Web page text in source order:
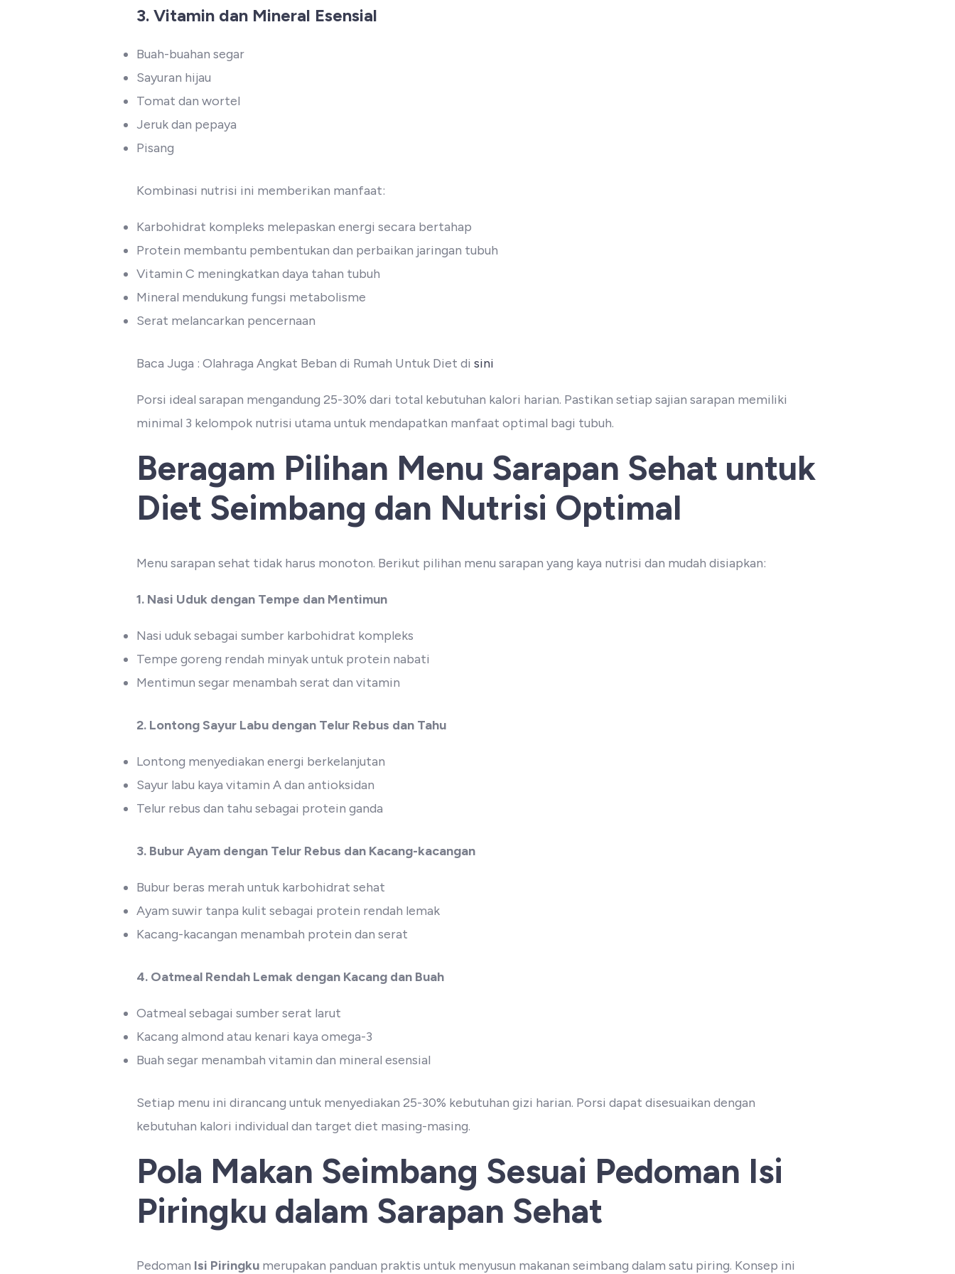
3. Vitamin dan Mineral Esensial
Buah-buahan segar
Sayuran hijau
Tomat dan wortel
Jeruk dan pepaya
Pisang
Kombinasi nutrisi ini memberikan manfaat:
Karbohidrat kompleks melepaskan energi secara bertahap
Protein membantu pembentukan dan perbaikan jaringan tubuh
Vitamin C meningkatkan daya tahan tubuh
Mineral mendukung fungsi metabolisme
Serat melancarkan pencernaan
Baca Juga : Olahraga Angkat Beban di Rumah Untuk Diet disini
Porsi ideal sarapan mengandung 25-30% dari total kebutuhan kalori harian. Pastikan setiap sajian sarapan memiliki
minimal 3 kelompok nutrisi utama untuk mendapatkan manfaat optimal bagi tubuh.
Beragam Pilihan Menu Sarapan Sehat untuk
Diet Seimbang dan Nutrisi Optimal
Menu sarapan sehat tidak harus monoton. Berikut pilihan menu sarapan yang kaya nutrisi dan mudah disiapkan:
1. Nasi Uduk dengan Tempe dan Mentimun
Nasi uduk sebagai sumber karbohidrat kompleks
Tempe goreng rendah minyak untuk protein nabati
Mentimun segar menambah serat dan vitamin
2. Lontong Sayur Labu dengan Telur Rebus dan Tahu
Lontong menyediakan energi berkelanjutan
Sayur labu kaya vitamin A dan antioksidan
Telur rebus dan tahu sebagai protein ganda
3. Bubur Ayam dengan Telur Rebus dan Kacang-kacangan
Bubur beras merah untuk karbohidrat sehat
Ayam suwir tanpa kulit sebagai protein rendah lemak
Kacang-kacangan menambah protein dan serat
4. Oatmeal Rendah Lemak dengan Kacang dan Buah
Oatmeal sebagai sumber serat larut
Kacang almond atau kenari kaya omega-3
Buah segar menambah vitamin dan mineral esensial
Setiap menu ini dirancang untuk menyediakan 25-30% kebutuhan gizi harian. Porsi dapat disesuaikan dengan
kebutuhan kalori individual dan target diet masing-masing.
Pola Makan Seimbang Sesuai Pedoman Isi
Piringku dalam Sarapan Sehat
Pedoman Isi Piringku merupakan panduan praktis untuk menyusun makanan seimbang dalam satu piring. Konsep ini